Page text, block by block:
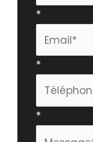
téléphone
*
*
*